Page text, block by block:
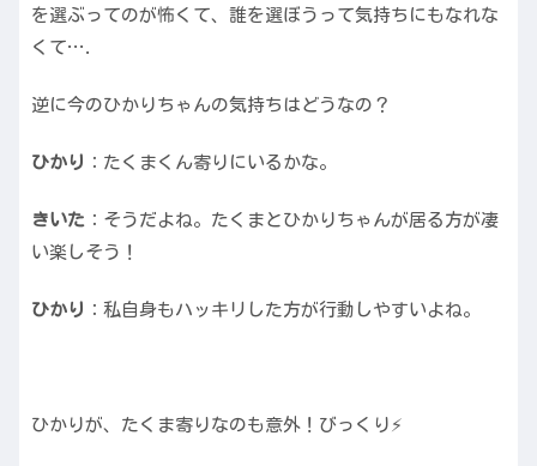
を選ぶってのが怖くて、誰を選ぼうって気持ちにもなれな
くて….
逆に今のひかりちゃんの気持ちはどうなの？
ひかり ：たくまくん寄りにいるかな。
きいた ：そうだよね。たくまとひかりちゃんが居る方が凄
い楽しそう！
ひかり ：私自身もハッキリした方が行動しやすいよね。
ひかりが、たくま寄りなのも意外！びっくり⚡️